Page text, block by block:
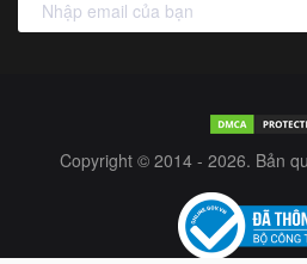
Copyright © 2014 - 2026. Bản